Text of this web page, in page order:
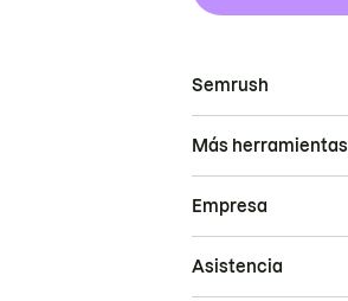
Semrush
Más herramientas
Empresa
Asistencia